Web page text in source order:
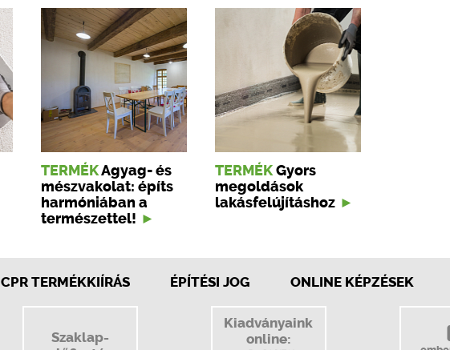
TERMÉKAgyag- és
mészvakolat: építs
harmóniában a
természettel!
TERMÉK Gyors
megoldások
lakásfelújításhoz
CPR TERMÉKKIÍRÁS ÉPÍTÉSI JOG ONLINE KÉPZÉSEK
Szaklap-
Kiadványaink
online: